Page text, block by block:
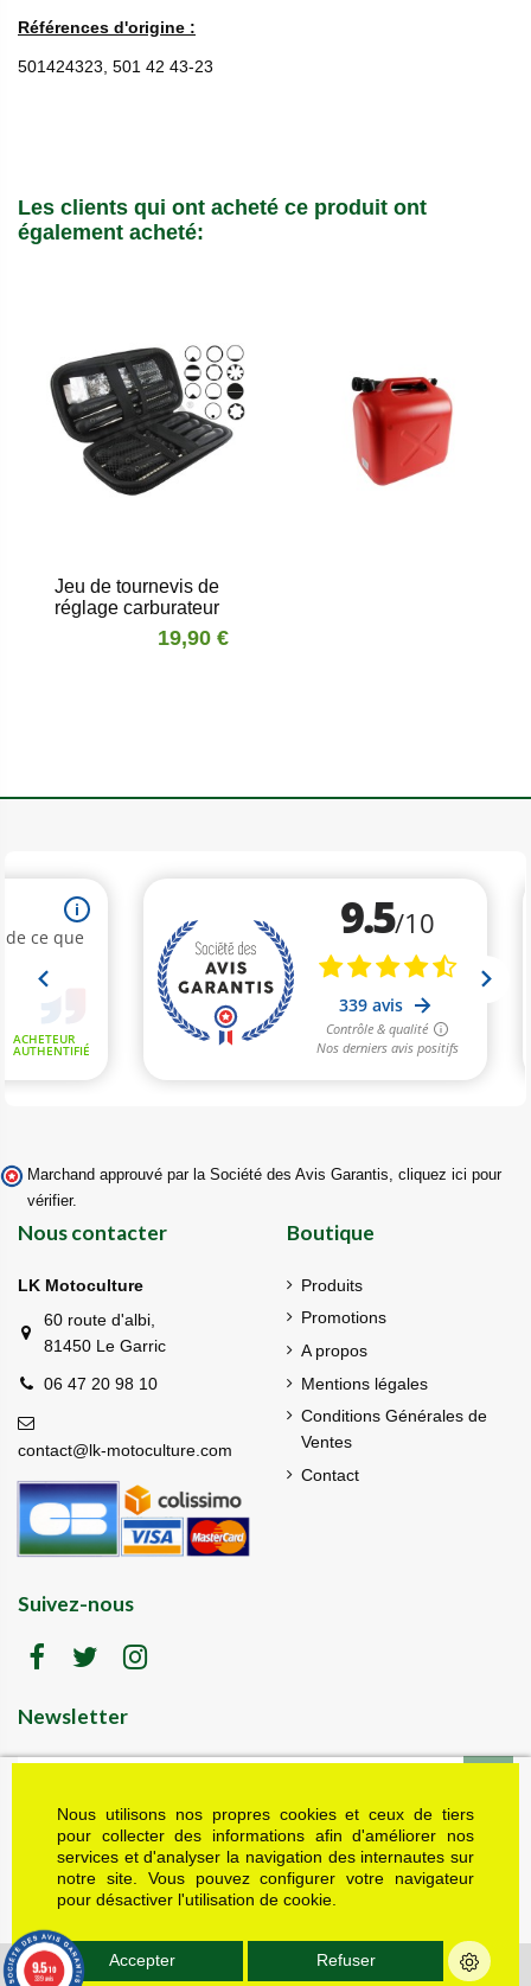
Nous utilisons nos propres cookies et ceux de tiers
pour collecter des informations afin d'améliorer nos
services et d'analyser la navigation des internautes sur
notre site. Vous pouvez configurer votre navigateur
pour désactiver l'utilisation de cookie.
Accepter Refuser
Références d'origine :
501424323, 501 42 43-23
Les clients qui ont acheté ce produit ont
également acheté:
Jeu de tournevis de
réglage carburateur
19,90 €
Marchand approuvé par la Société des Avis Garantis, cliquez ici pour
vérifier.
Nous contacter
LK Motoculture
60 route d'albi,
81450 Le Garric
06 47 20 98 10
contact@lk-motoculture.com
Boutique
Produits
Promotions
A propos
Mentions légales
Conditions Générales de
Ventes
Contact
Suivez-nous
Newsletter
LK motoculture vous offre 5% en cadeau de
bienvenue (code de réduction reçu dans le mail
de confirmation envoyé à l'adresse email fournie).
Vous pouvez vous désinscrire à tout moment.
Plus d'informations dans nos mentions légales
J'accepte les conditions générales et la politique de confidentialité
© Tous droits réservés - LK Motoculture - 2022 - Réalisations : Multimed
9.5/10
339 avis